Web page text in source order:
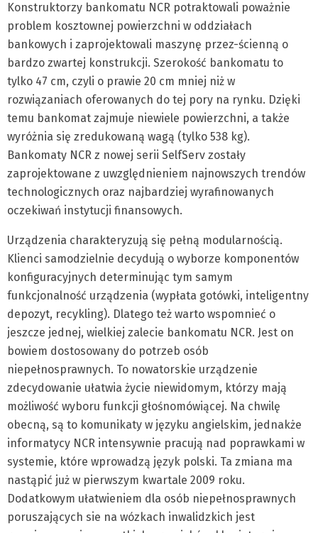
Konstruktorzy bankomatu NCR potraktowali poważnie
problem kosztownej powierzchni w oddziałach
bankowych i zaprojektowali maszynę przez-ścienną o
bardzo zwartej konstrukcji. Szerokość bankomatu to
tylko 47 cm, czyli o prawie 20 cm mniej niż w
rozwiązaniach oferowanych do tej pory na rynku. Dzięki
temu bankomat zajmuje niewiele powierzchni, a także
wyróżnia się zredukowaną wagą (tylko 538 kg).
Bankomaty NCR z nowej serii SelfServ zostały
zaprojektowane z uwzględnieniem najnowszych trendów
technologicznych oraz najbardziej wyrafinowanych
oczekiwań instytucji finansowych.
Urządzenia charakteryzują się pełną modularnością.
Klienci samodzielnie decydują o wyborze komponentów
konfiguracyjnych determinując tym samym
funkcjonalność urządzenia (wypłata gotówki, inteligentny
depozyt, recykling). Dlatego też warto wspomnieć o
jeszcze jednej, wielkiej zalecie bankomatu NCR. Jest on
bowiem dostosowany do potrzeb osób
niepełnosprawnych. To nowatorskie urządzenie
zdecydowanie ułatwia życie niewidomym, którzy mają
możliwość wyboru funkcji głośnomówiącej. Na chwilę
obecną, są to komunikaty w języku angielskim, jednakże
informatycy NCR intensywnie pracują nad poprawkami w
systemie, które wprowadzą język polski. Ta zmiana ma
nastąpić już w pierwszym kwartale 2009 roku.
Dodatkowym ułatwieniem dla osób niepełnosprawnych
poruszających sie na wózkach inwalidzkich jest